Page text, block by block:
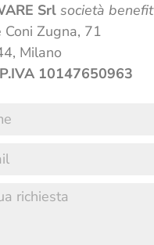
Srl società benefit
Coni Zugna, 71
Milano
10147650963